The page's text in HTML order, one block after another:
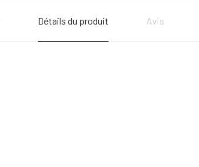
Détails du produit Avis